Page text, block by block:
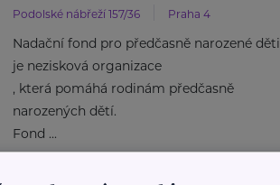
Podolské nábřeží 157/36 Praha 4
Nadační fond pro předčasně narozené děti
je nezisková organizace
, která pomáhá rodinám předčasně
narozených dětí.
Fond ...